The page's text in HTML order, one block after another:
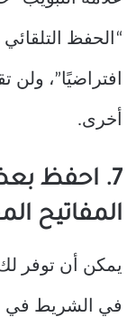
“الحفظ
افتراضيًا”،
أخرى.
7. احفظ
المفاتيح
يمكن أن توفر
في الشريط في